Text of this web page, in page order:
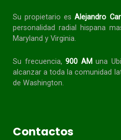
Su propietario esAlejandro
personalidad radial
hispana
Maryland y Virginia.
Su frecuencia, 900 AM una
alcanzar a toda lacomunidad
de Washington.
Contactos